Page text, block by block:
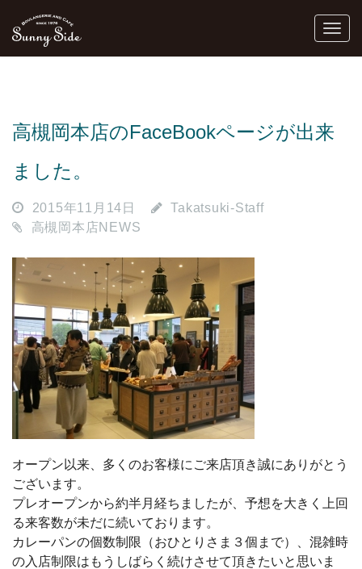
高槻岡本店のFaceBookページが出来
ました。
2015年11月14日
Takatsuki-Staff
高槻岡本店NEWS
オープン以来、多くのお客様にご来店頂き誠にありがとう
ございます。
プレオープンから約半月経ちましたが、予想を大きく上回
る来客数が未だに続いております。
カレーパンの個数制限（おひとりさま３個まで）、混雑時
の入店制限はもうしばらく続けさせて頂きたいと思いま